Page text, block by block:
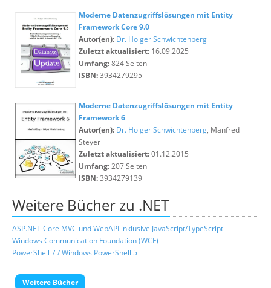
Moderne Datenzugriffslösungen mit Entity
Framework Core 9.0
Autor(en): Dr. Holger Schwichtenberg
Zuletzt aktualisiert: 16.09.2025
Umfang:824 Seiten
ISBN:3934279295
Moderne Datenzugriffslösungen mit Entity
Framework 6
Autor(en): Dr. Holger Schwichtenberg, Manfred
Steyer
Zuletzt aktualisiert:01.12.2015
Umfang:207 Seiten
ISBN:3934279139
Weitere Bücher zu .NET
ASP.NET Core MVC und WebAPI inklusive JavaScript/TypeScript
Windows Communication Foundation (WCF)
PowerShell 7 / Windows PowerShell 5
Weitere Bücher